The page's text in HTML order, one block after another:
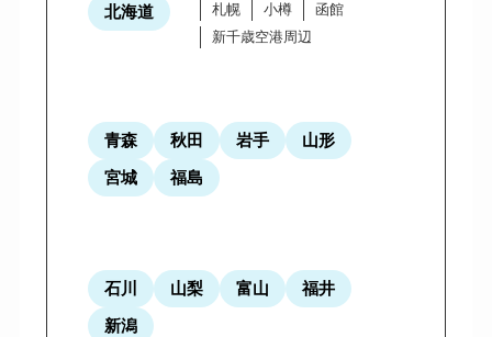
北海道 札幌 小樽
函館
新千歳空港周辺
青森 秋田 岩手
山形
宮城
福島
石川 山梨 富山
福井
新潟